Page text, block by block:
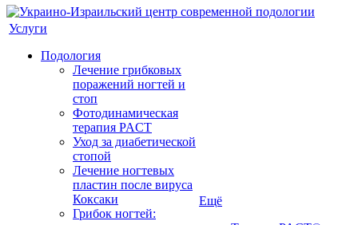
Услуги
Подология
Лечение грибковых
поражений ногтей и
стоп
Фотодинамическая
терапия PACT
Уход за диабетической
стопой
Лечение ногтевых
пластин после вируса
Коксаки
Грибок ногтей:
Ещё